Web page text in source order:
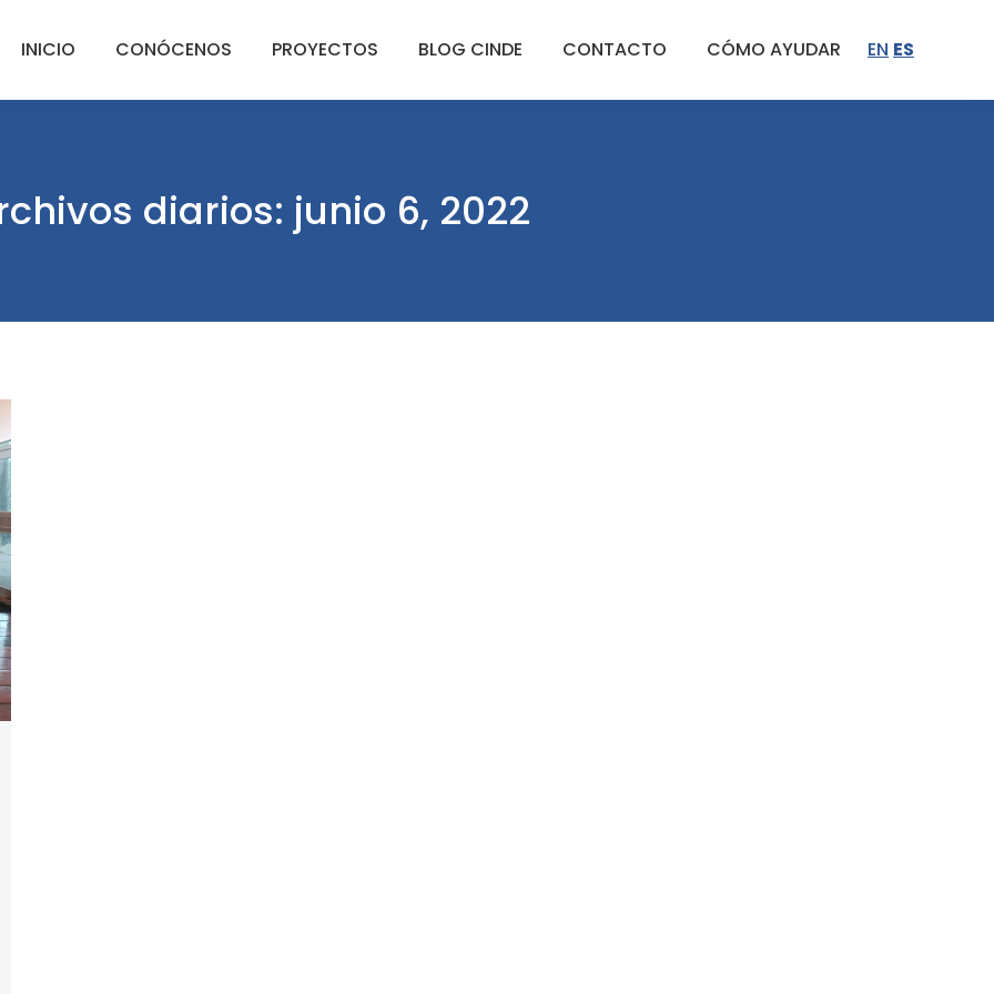
INICIO CONÓCENOS PROYECTOS BLOG CINDE CONTACTO CÓMO AYUDAR EN ES
diarios: junio 6, 2022